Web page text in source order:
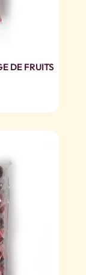
DE FRUITS